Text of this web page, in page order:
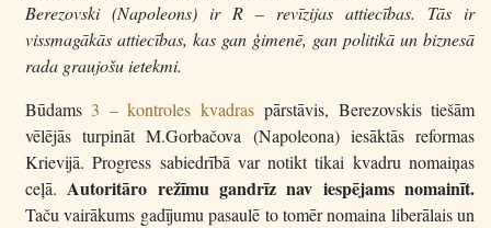
Berezovski (Napoleons) ir R – revīzijas attiecības. Tās ir
vissmagākās attiecības, kas gan ģimenē, gan politikā un biznesā
rada graujošu ietekmi.
Būdams 3 – kontroles kvadraspārstāvis, Berezovskis tiešām
vēlējās turpināt M.Gorbačova (Napoleona) iesāktās reformas
Krievijā. Progress sabiedrībā var notikt tikai kvadru nomaiņas
ceļā.Autoritāro režīmu gandrīz nav iespējams nomainīt.
Taču vairākums gadījumu pasaulē to tomēr nomaina liberālais un